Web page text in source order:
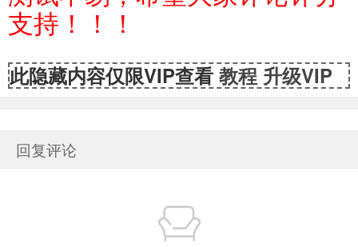
支持！！！
此隐藏内容仅限VIP查看 教程 升级VIP
回复评论